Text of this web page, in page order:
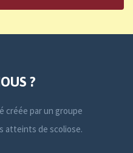
?
créée par un groupe
atteints de scoliose.